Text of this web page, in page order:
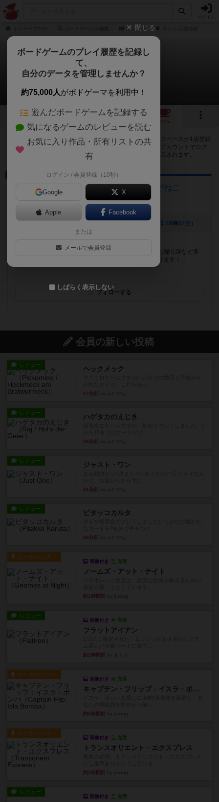
ラッキー
ラッキー
1店のカフェ/スペースが提供中
1
カフェ
ラッキーで遊ぶことができるボードゲームカフェ・プレイスペースが1店登録
されています。公開プロフィールの都道府県が設定されたアカウントでログ
インすると、同じ都道府県内の店舗に絞り込むボタンが表示されます。
ボードゲームカフェ
謎解きカフェ＆ボードゲームなぞねこ
愛知県名古屋市北区黒川本通4−47
[NEW] 2周年記念キャンペーン開催！（2023年06月30日 16時37分）
名古屋市黒川駅徒歩5分!! 名古屋唯一！カフェ謎、お持ち帰り謎など多
数ご用意いたしております！ ボードゲームたくさんあります！ ...
フォローする
会員の新しい投稿
レビュー ヘックメック
17分前
レビュー ハゲタカのえじき
26分前
レビュー ジャスト・ワン
31分前
レビュー ピタッコカルタ
38分前
ルール/インスト
画像付き 充実
ノームズ・アット・ナイト
約1時間前
レビュー
画像付き 充実
フラットアイアン
約2時間前
ルール/インスト
画像付き 充実
キャプテン・フリップ：イスラ・ボンバ
約5時間前
ルール/インスト
画像付き 充実
トランスオリエント・エクスプレス
約5時間前
レビュー
画像付き 充実
閉じる
ボードゲームのプレイ履歴を記録し
て、
自分のデータを管理しませんか？
約75,000人がボドゲーマを利用中！
遊んだボードゲームを記録する
気になるゲームのレビューを読む
お気に入り作品・所有リストの共
有
ログイン / 会員登録（10秒）
Google X
Apple Facebook
または
メールで会員登録
しばらく表示しない